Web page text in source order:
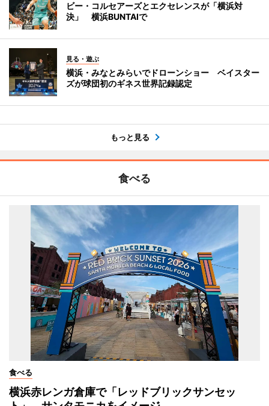
ビー・コルセアーズとエクセレンスが「横浜対
決」 横浜BUNTAIで
見る・遊ぶ
横浜・みなとみらいでドローンショー ベイスター
ズが球団初のギネス世界記録認定
もっと見る
食べる
食べる
横浜赤レンガ倉庫で「レッドブリックサンセッ